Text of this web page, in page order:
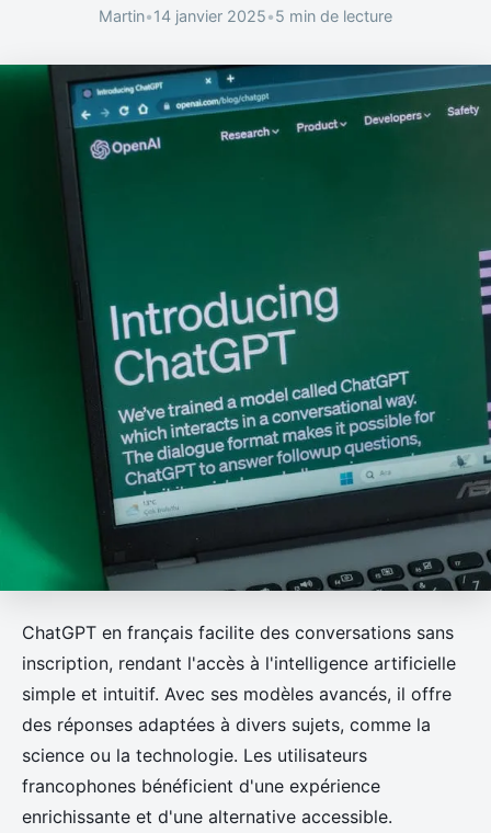
Martin•14 janvier 2025•5 min de lecture
ChatGPT en français facilite des conversations sans
inscription, rendant l'accès à l'intelligence artificielle
simple et intuitif. Avec ses modèles avancés, il offre
des réponses adaptées à divers sujets, comme la
science ou la technologie. Les utilisateurs
francophones bénéficient d'une expérience
enrichissante et d'une alternative accessible.